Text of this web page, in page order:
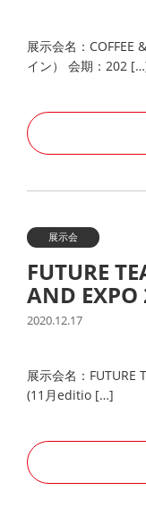
展示会名：COFFEE
イン） 会期：202
展示会
FUTURE
AND EXPO
2020.12.17
展示会名：FUTURE
(11月editio […]